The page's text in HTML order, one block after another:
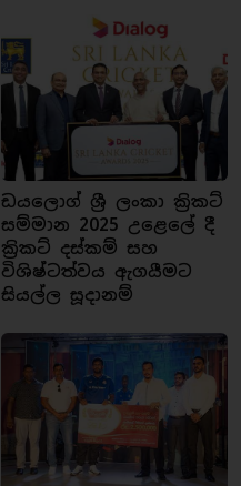
ඩයලොග් ශ්‍රී ලංකා ක්‍රිකට්
සම්මාන 2025 උළෙලේ දී
ක්‍රිකට් දස්කම් සහ
විශිෂ්ටත්වය ඇගයීමට
සියල්ල සූදානම්